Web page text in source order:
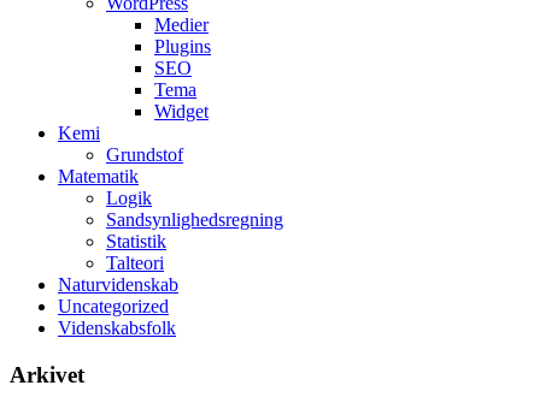
Medier
Plugins
SEO
Tema
Widget
Kemi
Grundstof
Matematik
Logik
Sandsynlighedsregning
Statistik
Talteori
Naturvidenskab
Uncategorized
Videnskabsfolk
Arkivet